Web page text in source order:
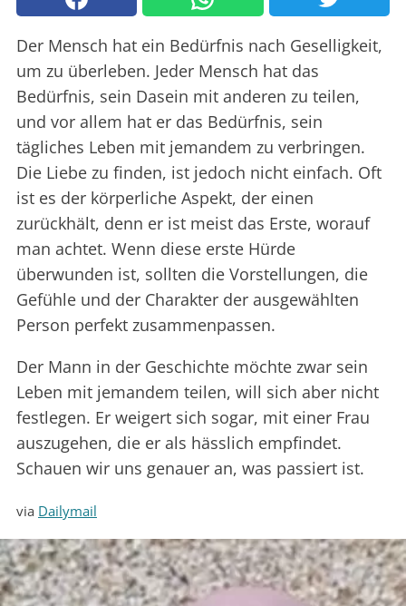
Der Mensch hat ein Bedürfnis nach Geselligkeit,
um zu überleben. Jeder Mensch hat das
Bedürfnis, sein Dasein mit anderen zu teilen,
und vor allem hat er das Bedürfnis, sein
tägliches Leben mit jemandem zu verbringen.
Die Liebe zu finden, ist jedoch nicht einfach. Oft
ist es der körperliche Aspekt, der einen
zurückhält, denn er ist meist das Erste, worauf
man achtet. Wenn diese erste Hürde
überwunden ist, sollten die Vorstellungen, die
Gefühle und der Charakter der ausgewählten
Person perfekt zusammenpassen.
Der Mann in der Geschichte möchte zwar sein
Leben mit jemandem teilen, will sich aber nicht
festlegen. Er weigert sich sogar, mit einer Frau
auszugehen, die er als hässlich empfindet.
Schauen wir uns genauer an, was passiert ist.
via Dailymail